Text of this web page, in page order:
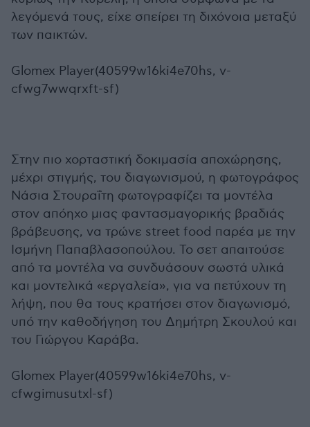
λεγόμενά τους, είχε σπείρει τη διχόνοια μεταξύ
των παικτών.
Glomex Player(40599w16ki4e70hs, v-
cfwg7wwqrxft-sf)
Στην πιο χορταστική δοκιμασία αποχώρησης,
μέχρι στιγμής, του διαγωνισμού, η φωτογράφος
Νάσια Στουραΐτη φωτογραφίζει τα μοντέλα
στον απόηχο μιας φαντασμαγορικής βραδιάς
βράβευσης, να τρώνε street food παρέα με την
Ισμήνη Παπαβλασοπούλου. Το σετ απαιτούσε
από τα μοντέλα να συνδυάσουν σωστά υλικά
και μοντελικά «εργαλεία», για να πετύχουν τη
λήψη, που θα τους κρατήσει στον διαγωνισμό,
υπό την καθοδήγηση του Δημήτρη Σκουλού και
του Γιώργου Καράβα.
Glomex Player(40599w16ki4e70hs, v-
cfwgimusutxl-sf)